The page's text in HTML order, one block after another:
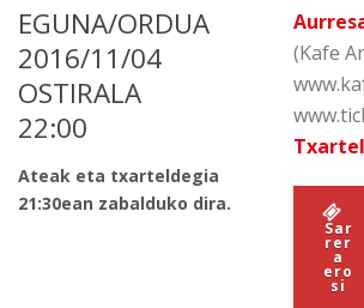
EGUNA/ORDUA
2016/11/04
OSTIRALA
22:00
Ateak eta txarteldegia
21:30ean zabalduko dira.
(Kafe
Sar
rer
a
ero
si